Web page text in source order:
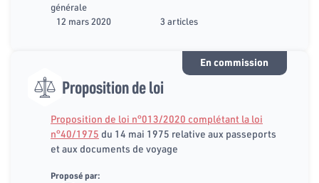
générale
12 mars 2020
3 articles
En commission
Proposition de loi
Proposition de loi n°013/2020 complétant la loi
n°40/1975 du 14 mai 1975 relative aux passeports
et aux documents de voyage
Proposé par: